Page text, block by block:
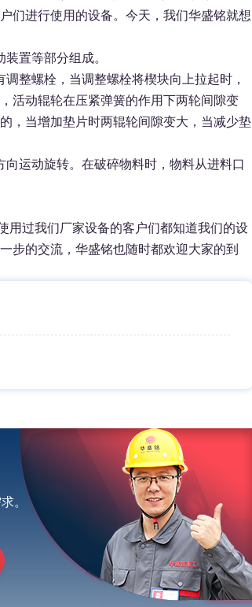
们进行使用的设备。今天，我们华盛铭就想
置等部分组成。
整螺栓，当调整螺栓将楔块向上拉起时，
活动辊轮在压紧弹簧的作用下两轮间隙变
，当增加垫片时两辊轮间隙变大，当减少垫
运动旋转。在破碎物料时，物料从进料口
用过我们厂家设备的客户们都知道我们的设
步的交流，华盛铭也随时都欢迎大家的到
。